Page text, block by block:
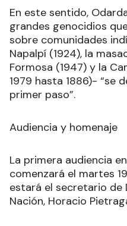
En este sentido,
grandes genocidios
sobre comunidades
Napalpí (1924), la
Formosa (1947) y la
1979 hasta 1886)- “se
primer paso”.
Audiencia y homenaje
La primera audiencia
comenzará el martes
estará el secretario de
Nación, Horacio